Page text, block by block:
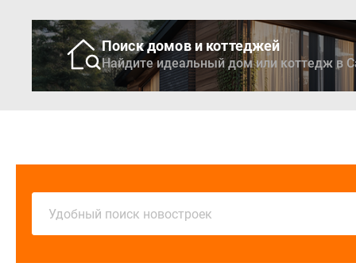
Поиск домов и коттеджей
Найдите идеальный дом или коттедж в
Удобный поиск новостроек